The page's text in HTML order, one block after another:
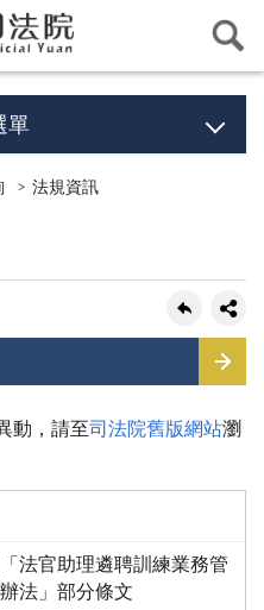
單
法規資訊
動，請至司法院舊版網站瀏
法官助理遴聘訓練業務管
法」部分條文